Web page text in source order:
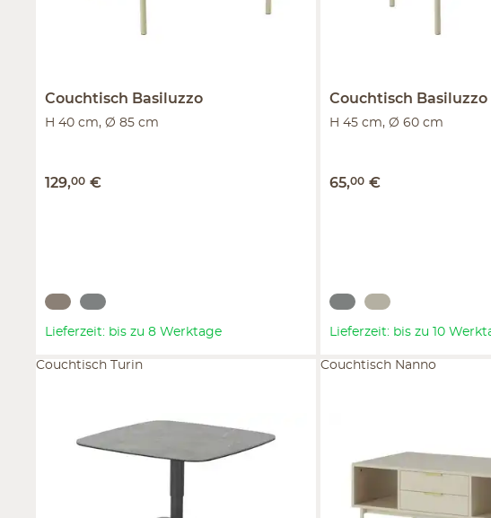
Couchtisch Basiluzzo
H 40 cm, Ø 85 cm
129,00 €
Lieferzeit: bis zu 8 Werktage
Couchtisch Basiluzzo
H 45 cm, Ø 60 cm
65,00 €
Lieferzeit: bis zu 10
Couchtisch Turin Couchtisch Nanno